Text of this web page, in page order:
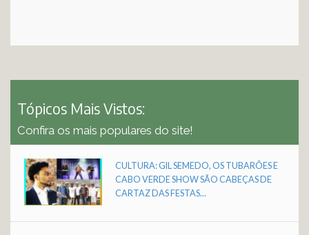
Tópicos Mais Vistos:
Confira os mais populares do site!
CULTURA: GIL SEMEDO, OS TUBARÕES E
CABO VERDE SHOW SÃO CABEÇAS DE
CARTAZ DAS FESTAS...